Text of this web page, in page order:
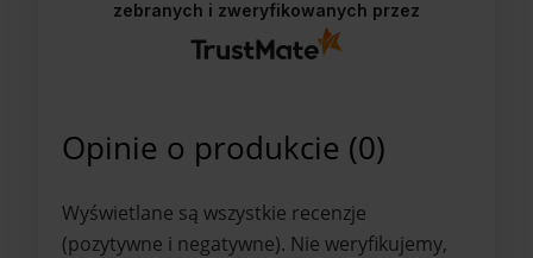
zebranych i zweryfikowanych przez
Opinie o produkcie (0)
Wyświetlane są wszystkie recenzje
(pozytywne i negatywne). Nie weryfikujemy,